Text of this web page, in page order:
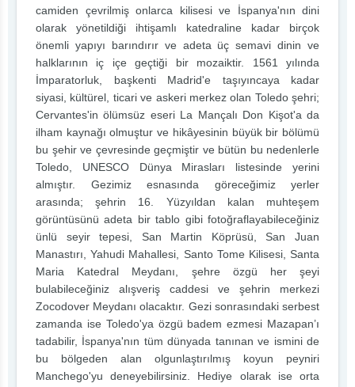
camiden çevrilmiş onlarca kilisesi ve İspanya'nın dini
olarak yönetildiği ihtişamlı katedraline kadar birçok
önemli yapıyı barındırır ve adeta üç semavi dinin ve
halklarının iç içe geçtiği bir mozaiktir. 1561 yılında
İmparatorluk, başkenti Madrid'e taşıyıncaya kadar
siyasi, kültürel, ticari ve askeri merkez olan Toledo şehri;
Cervantes'in ölümsüz eseri La Mançalı Don Kişot'a da
ilham kaynağı olmuştur ve hikâyesinin büyük bir bölümü
bu şehir ve çevresinde geçmiştir ve bütün bu nedenlerle
Toledo, UNESCO Dünya Mirasları listesinde yerini
almıştır. Gezimiz esnasında göreceğimiz yerler
arasında; şehrin 16. Yüzyıldan kalan muhteşem
görüntüsünü adeta bir tablo gibi fotoğraflayabileceğiniz
ünlü seyir tepesi, San Martin Köprüsü, San Juan
Manastırı, Yahudi Mahallesi, Santo Tome Kilisesi, Santa
Maria Katedral Meydanı, şehre özgü her şeyi
bulabileceğiniz alışveriş caddesi ve şehrin merkezi
Zocodover Meydanı olacaktır. Gezi sonrasındaki serbest
zamanda ise Toledo'ya özgü badem ezmesi Mazapan’ı
tadabilir, İspanya'nın tüm dünyada tanınan ve ismini de
bu bölgeden alan olgunlaştırılmış koyun peyniri
Manchego'yu deneyebilirsiniz. Hediye olarak ise orta